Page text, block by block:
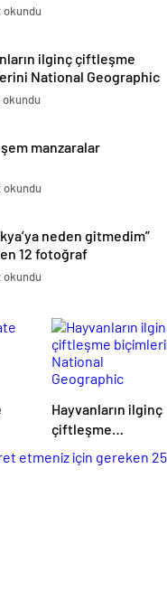
okundu
ilginç çiftleşme
National Geographic
okundu
manzaralar
okundu
neden gitmedim”
12 fotoğraf
okundu
Hayvanların ilginç
çiftleşme
biçimlerini National
Geographic